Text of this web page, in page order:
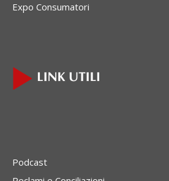
Expo Consumatori
Podcast